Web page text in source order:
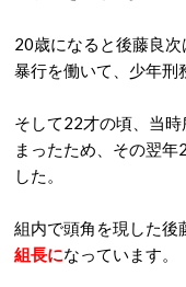
20歳になると後藤良
暴行を働いて、少年刑
そして22才の頃、当
まったため、その翌
した。
組内で頭角を現した後
組長になっています。